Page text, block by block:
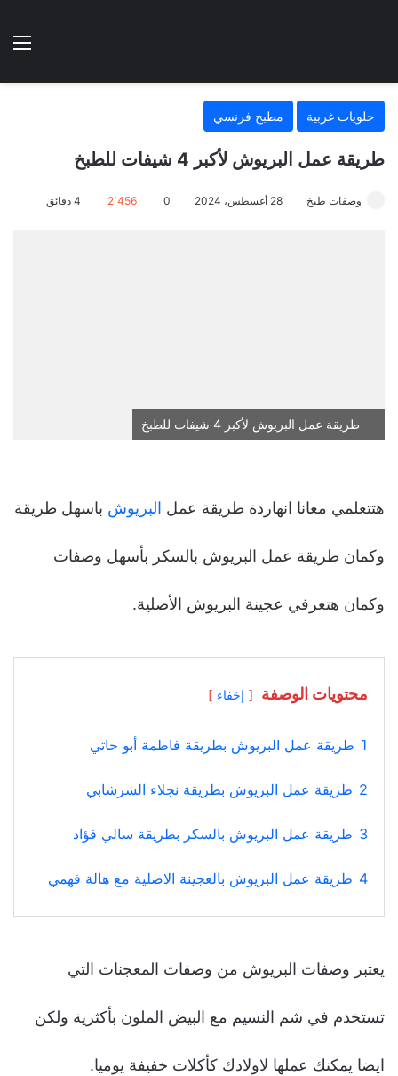
الوضع
حلويات غربية مطبخ فرنسي
طريقة عمل البريوش لأكبر 4 شيفات للطبخ
وصفات طبخ 28 أغسطس، 2024 0 2٬456
طريقة عمل البريوش لأكبر 4 شيفات للطبخ
هتتعلمي معانا انهاردة طريقة عمل البريوش باسهل طريقة
وكمان طريقة عمل البريوش بالسكر بأسهل وصفات
وكمان هتعرفي عجينة البريوش الأصلية.
محتويات الوصفة إخفاء
1 طريقة عمل البريوش بطريقة فاطمة أبو حاتي
2 طريقة عمل البريوش بطريقة نجلاء الشرشابي
3 طريقة عمل البريوش بالسكر بطريقة سالي فؤاد
4 طريقة عمل البريوش بالعجينة الاصلية مع هالة فهمي
يعتبر وصفات البريوش من وصفات المعجنات التي
تستخدم في شم النسيم مع البيض الملون بأكثرية ولكن
ايضا يمكنك عملها لاولادك كأكلات خفيفة يوميا.